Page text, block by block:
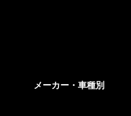
メーカー・車種別